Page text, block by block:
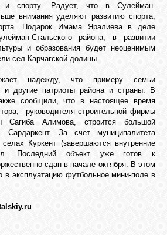
и спорту. Радует, что в Сулейман-
внимания уделяют развитию спорта,
Подарок Имама Яралиева в деле
Стальского района, в развитии
и образования будет неоценимым
сел Карчагской долины.
надежду, что примеру семьи
и другие патриоты района и страны. В
сообщили, что в настоящее время
руководителя строительной фирмы
Сагиба Алимова, строится большой
За счет муниципалитета
Куркент (завершаются внутренние
Последний объект уже готов к
сдан в начале октября. В этом
в эксплуатацию футбольное мини-поле в